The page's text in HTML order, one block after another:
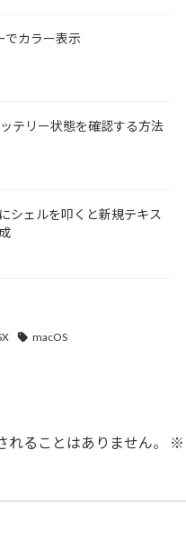
でカラー表示
テリー状態を確認する方法
シェルを叩くと新規テキス
macOS
ることはありません。 ※